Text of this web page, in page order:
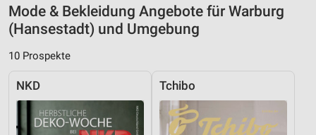
Mode & Bekleidung Angebote für Warburg
(Hansestadt) und Umgebung
10 Prospekte
NKD Tchibo